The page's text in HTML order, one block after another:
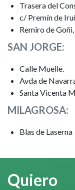
Trasera del
c/ Premín de
Remiro de
SAN JORGE:
Calle Muelle.
Avda de
Santa Vicenta
MILAGROSA:
Blas de Laserna
Quiero